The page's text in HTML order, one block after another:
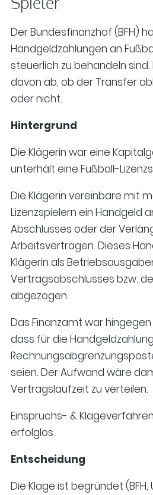
Der Bundesfinanzhof (BFH)
Handgeldzahlungen an
steuerlich zu behandeln
davon ab, ob der Transfer
oder nicht.
Hintergrund
Die Klägerin war eine
unterhält eine Fußball-
Die Klägerin vereinbare mit
Lizenzspielern ein Handgeld
Abschlusses oder der
Arbeitsverträgen. Dieses
Klägerin als
Vertragsabschlusses bzw.
abgezogen.
Das Finanzamt war
dass für die
seien. Der Aufwand wäre
Vertragslaufzeit zu verteilen.
Einspruchs- &
erfolglos.
Entscheidung
Die Klage ist begründet (BFH,